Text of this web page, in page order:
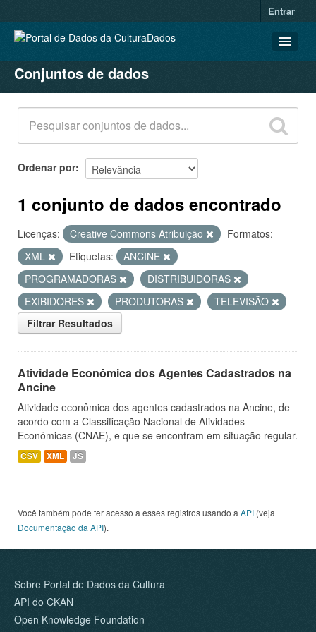
Entrar
CONJUNTOS DE DADOS
ORGANIZAÇÕES
GRUPOS
SOBRE
Conjuntos de dados
Ordenar por
1 conjunto de dados encontrado
Licenças: Creative Commons Atribuição
Formatos:
XML
Etiquetas:
ANCINE
PROGRAMADORAS
DISTRIBUIDORAS
EXIBIDORES
PRODUTORAS
TELEVISÃO
Filtrar Resultados
Atividade Econômica dos Agentes Cadastrados na
Ancine
Atividade econômica dos agentes cadastrados na Ancine, de
acordo com a Classificação Nacional de Atividades
Econômicas (CNAE), e que se encontram em situação regular.
CSV XML JS
Você também pode ter acesso a esses registros usando a API (veja
Documentação da API).
Sobre Portal de Dados da Cultura
API do CKAN
Open Knowledge Foundation